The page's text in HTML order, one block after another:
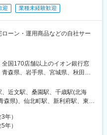
松本駅、豊科駅、鼎駅、長野駅、
県)、安倍川駅、西焼津駅、藤枝
(静岡県)、遠州小松駅、天竜川
浅間町駅、住吉町駅、小坂井駅、
本線)、蟹江駅、稲沢駅、土岐市
西岐阜駅、東大垣駅、美乃坂本
四日市駅、南が丘駅、櫛田駅、
津駅、近江八幡駅、錦駅、丹波
大和八木駅、摂津富田駅、星ケ
緑地駅、今宮戎駅、なかもず駅、
迎 業種未経験歓迎
ローン・運用商品などの自社サー
全国170店舗以上のイオン銀行窓
森県、岩手県、宮城県、秋田
馬県、埼玉県、千葉県、東京
石川県、山梨県、岐阜県、長野
賀県、京都府、大阪府、兵庫
宮崎県、沖縄県※U・Iターン歓迎
い。※総合職採用のため、将来的
近文駅、桑園駅、千歳駅(北海
森県)、仙北町駅、新利府駅、東北
荒川沖駅、小田林駅、佐野市
イクタウン駅、蕨駅、南羽生
年）
年）